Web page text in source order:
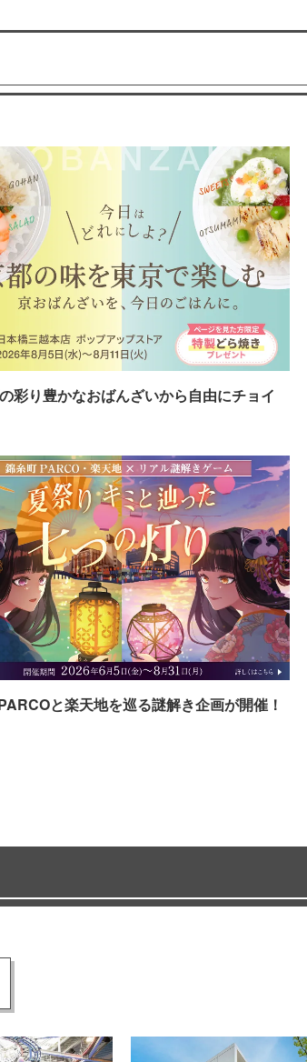
彩り豊かなおばんざいから自由にチョイ
と楽天地を巡る謎解き企画が開催！